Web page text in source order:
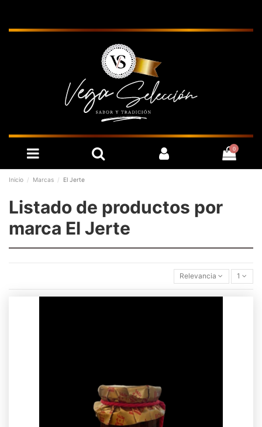
0
Inicio Marcas El Jerte
Listado de productos por
marca El Jerte
Relevancia 1